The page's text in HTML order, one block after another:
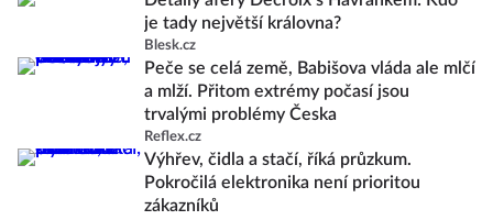
je tady největší královna?
Blesk.cz
Peče se celá země, Babišova vláda ale mlčí
a mlží. Přitom extrémy počasí jsou
trvalými problémy Česka
Reflex.cz
Výhřev, čidla a stačí, říká průzkum.
Pokročilá elektronika není prioritou
zákazníků